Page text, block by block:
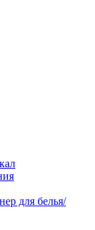
для белья/